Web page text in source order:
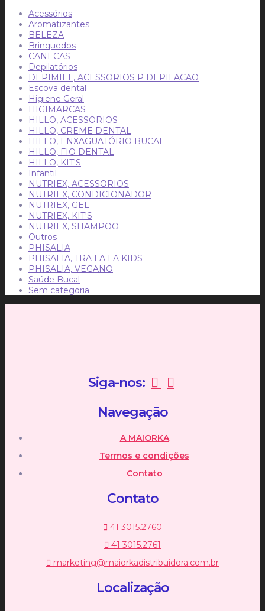
Acessórios
Aromatizantes
BELEZA
Brinquedos
CANECAS
Depilatórios
DEPIMIEL, ACESSORIOS P DEPILACAO
Escova dental
Higiene Geral
HIGIMARCAS
HILLO, ACESSORIOS
HILLO, CREME DENTAL
HILLO, ENXAGUATÓRIO BUCAL
HILLO, FIO DENTAL
HILLO, KIT'S
Infantil
NUTRIEX, ACESSORIOS
NUTRIEX, CONDICIONADOR
NUTRIEX, GEL
NUTRIEX, KIT'S
NUTRIEX, SHAMPOO
Outros
PHISALIA
PHISALIA, TRA LA LA KIDS
PHISALIA, VEGANO
Saúde Bucal
Sem categoria
Siga-nos:
Navegação
A MAIORKA
Termos e condições
Contato
Contato
41 3015.2760
41 3015.2761
marketing@maiorkadistribuidora.com.br
Localização